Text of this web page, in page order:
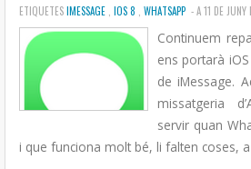
ETIQUETESIMESSAGE , IOS 8 , WHATSAPP - A 11 DE JUNY
Continuem
ens portarà
de iMessage.
missatgeria
servir quan
i que funciona molt bé, li falten coses, a